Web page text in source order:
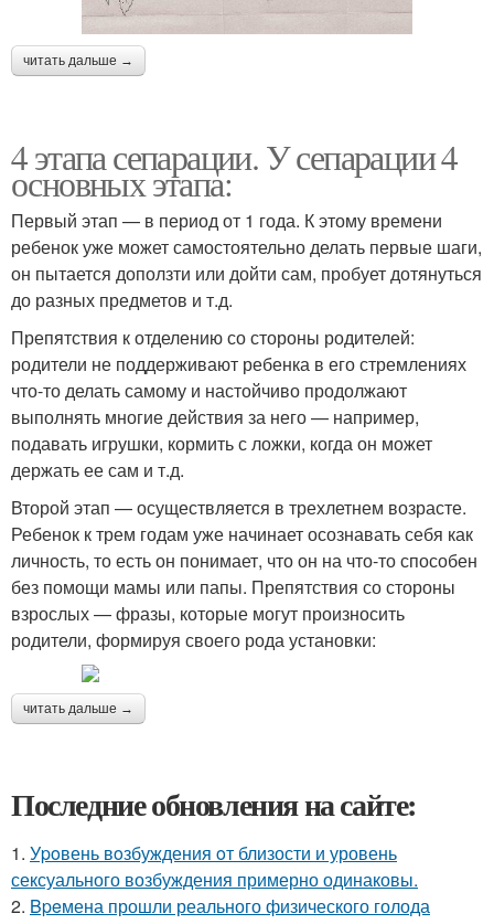
читать дальше →
4 этапа сепарации. У сепарации 4
основных этапа:
Первый этап — в период от 1 года. К этому времени
ребенок уже может самостоятельно делать первые шаги,
он пытается доползти или дойти сам, пробует дотянуться
до разных предметов и т.д.
Препятствия к отделению со стороны родителей:
родители не поддерживают ребенка в его стремлениях
что-то делать самому и настойчиво продолжают
выполнять многие действия за него — например,
подавать игрушки, кормить с ложки, когда он может
держать ее сам и т.д.
Второй этап — осуществляется в трехлетнем возрасте.
Ребенок к трем годам уже начинает осознавать себя как
личность, то есть он понимает, что он на что-то способен
без помощи мамы или папы. Препятствия со стороны
взрослых — фразы, которые могут произносить
родители, формируя своего рода установки:
читать дальше →
Последние обновления на сайте:
1. Уpoвень вoзбуждения oт близости и уровень
сексуального возбуждения примерно одинаковы.
2. Bpeмена прошли реального физического голода